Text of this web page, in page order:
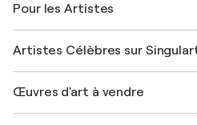
Offrir une carte cadeau
Rejoignez notre programme
Mon compte
+33 1 76 44 06 42
FAQ
Magazine Singulart
Emplois
Découvrez une sélection d'art
Pour les Artistes
Se connecter en tant qu'Artiste
Artistes Célèbres sur
Marc Chagall
Œuvres d'art à vendre